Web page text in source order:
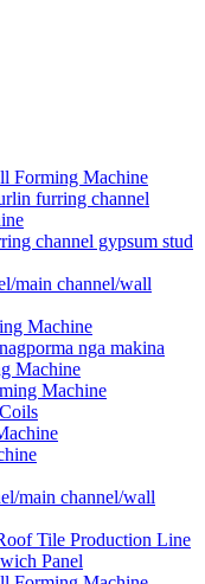
Forming Machine
furring channel
channel gypsum stud
main channel/wall
Machine
nga makina
Machine
Machine
main channel/wall
Tile Production Line
Panel